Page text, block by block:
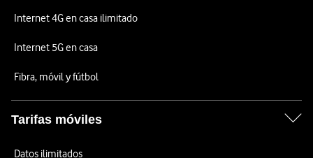
Internet 4G en casa ilimitado
Internet 5G en casa
Fibra, móvil y fútbol
Tarifas móviles
Datos ilimitados